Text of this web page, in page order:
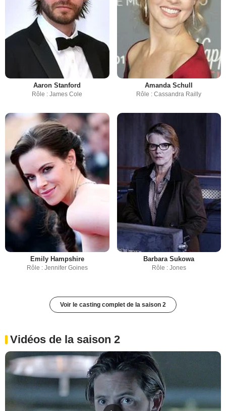
Aaron Stanford
Rôle : James Cole
Amanda Schull
Rôle : Cassandra Railly
Emily Hampshire
Rôle : Jennifer Goines
Barbara Sukowa
Rôle : Jones
Voir le casting complet de la saison 2
Vidéos de la saison 2